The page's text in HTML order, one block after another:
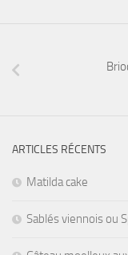
ARTICLES RÉCENTS
Matilda cake
Sablés viennois ou